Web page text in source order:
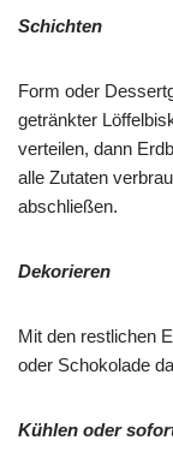
Schichten
Form oder
getränkter
verteilen, dann
alle Zutaten
abschließen.
Dekorieren
Mit den restlichen
oder Schokolade
Kühlen oder